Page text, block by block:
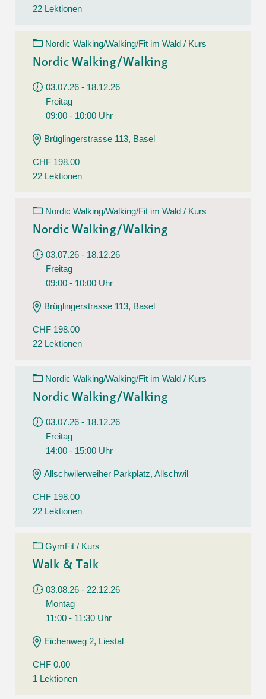
22 Lektionen
Nordic Walking/Walking/Fit im Wald / Kurs
Nordic Walking/Walking
03.07.26 - 18.12.26
Freitag
09:00 - 10:00 Uhr
Brüglingerstrasse 113, Basel
CHF 198.00
22 Lektionen
Nordic Walking/Walking/Fit im Wald / Kurs
Nordic Walking/Walking
03.07.26 - 18.12.26
Freitag
09:00 - 10:00 Uhr
Brüglingerstrasse 113, Basel
CHF 198.00
22 Lektionen
Nordic Walking/Walking/Fit im Wald / Kurs
Nordic Walking/Walking
03.07.26 - 18.12.26
Freitag
14:00 - 15:00 Uhr
Allschwilerweiher Parkplatz, Allschwil
CHF 198.00
22 Lektionen
GymFit / Kurs
Walk & Talk
03.08.26 - 22.12.26
Montag
11:00 - 11:30 Uhr
Eichenweg 2, Liestal
CHF 0.00
1 Lektionen